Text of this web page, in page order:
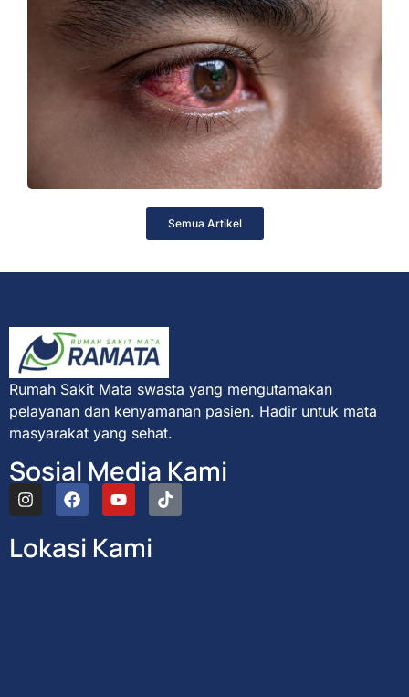
Semua Artikel
Rumah Sakit Mata swasta yang mengutamakan
pelayanan dan kenyamanan pasien. Hadir untuk mata
masyarakat yang sehat.
Sosial Media Kami
Lokasi Kami